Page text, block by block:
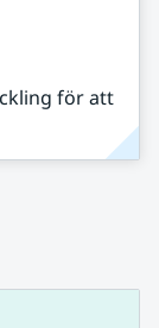
för att